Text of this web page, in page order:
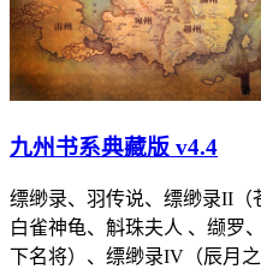
九州书系典藏版 v4.4
缥缈录、羽传说、缥缈录II（
白雀神龟、斛珠夫人 、缬罗
下名将）、缥缈录IV（辰月